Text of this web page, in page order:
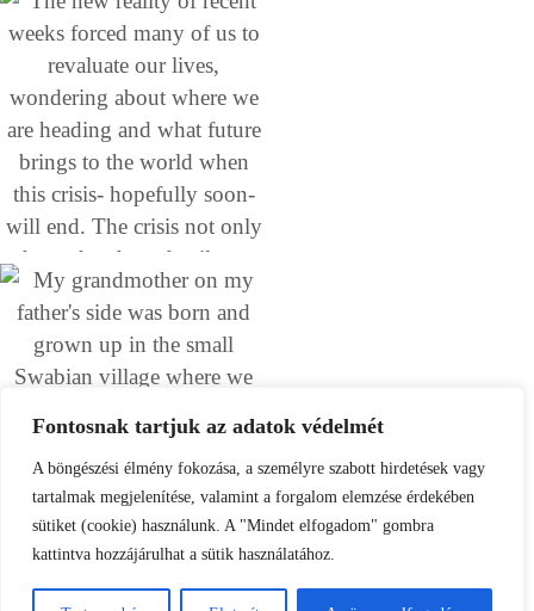
Fontosnak tartjuk az adatok védelmét
A böngészési élmény fokozása, a személyre szabott hirdetések vagy
tartalmak megjelenítése, valamint a forgalom elemzése érdekében
sütiket (cookie) használunk. A "Mindet elfogadom" gombra
kattintva hozzájárulhat a sütik használatához.